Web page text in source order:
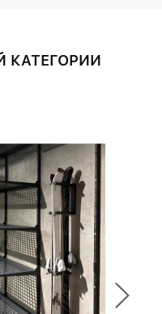
КАТЕГОРИИ